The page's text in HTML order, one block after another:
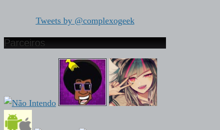
Tweets by @complexogeek
Parceiros